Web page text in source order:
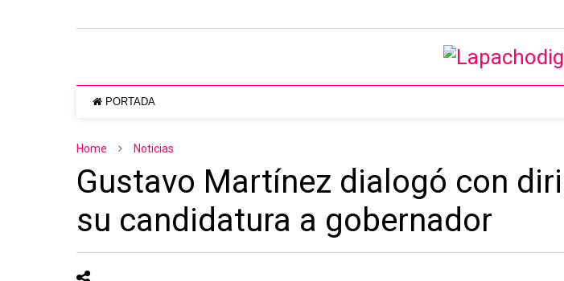
PORTADA
Home Noticias
Gustavo Martínez dialogó con
su candidatura a gobernador